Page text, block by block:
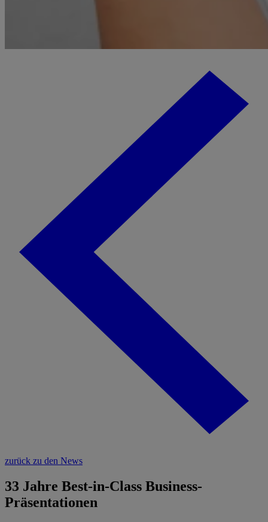
zurück zu den News
33 Jahre Best-in-Class Business-
Präsentationen